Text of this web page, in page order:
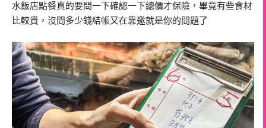
水飯店點餐真的要問一下確認一下總價才保險，畢竟有些食材
比較貴，沒問多少錢結帳又在靠邀就是你的問題了